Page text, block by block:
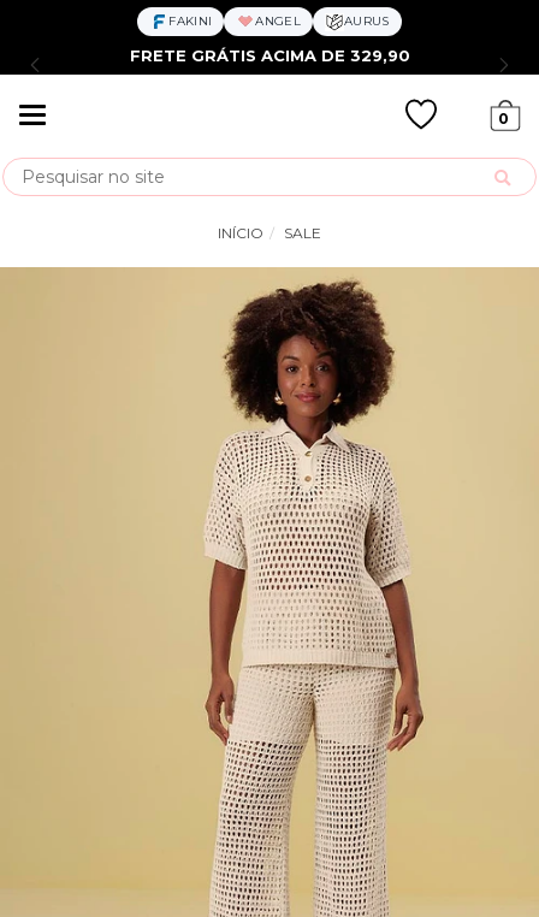
FAKINI ANGEL AURUS
FRETE GRÁTIS ACIMA DE 329,90
0
Busca
INÍCIO SALE